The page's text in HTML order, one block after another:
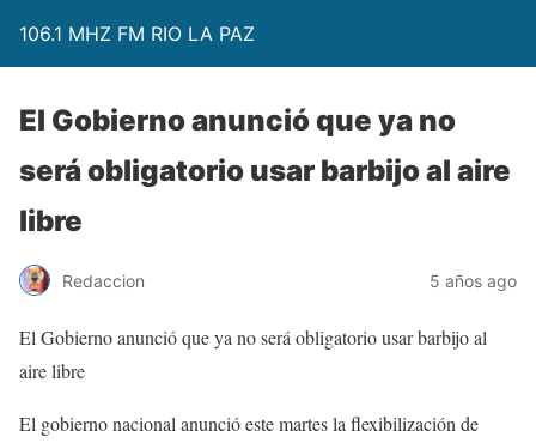
106.1 MHZ FM RIO LA PAZ
El Gobierno anunció que ya no
será obligatorio usar barbijo al aire
libre
Redaccion 5 años ago
El Gobierno anunció que ya no será obligatorio usar barbijo al
aire libre
El gobierno nacional anunció este martes la flexibilización de